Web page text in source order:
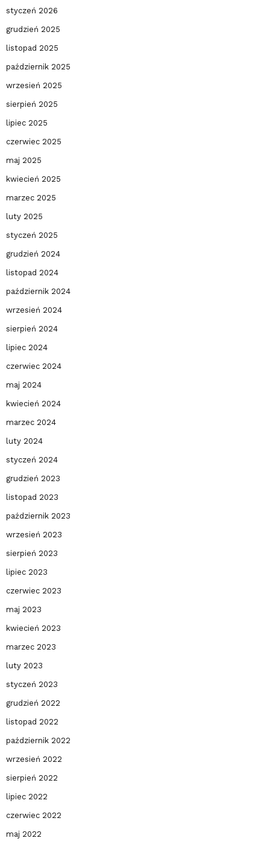
styczeń 2026
grudzień 2025
listopad 2025
październik 2025
wrzesień 2025
sierpień 2025
lipiec 2025
czerwiec 2025
maj 2025
kwiecień 2025
marzec 2025
luty 2025
styczeń 2025
grudzień 2024
listopad 2024
październik 2024
wrzesień 2024
sierpień 2024
lipiec 2024
czerwiec 2024
maj 2024
kwiecień 2024
marzec 2024
luty 2024
styczeń 2024
grudzień 2023
listopad 2023
październik 2023
wrzesień 2023
sierpień 2023
lipiec 2023
czerwiec 2023
maj 2023
kwiecień 2023
marzec 2023
luty 2023
styczeń 2023
grudzień 2022
listopad 2022
październik 2022
wrzesień 2022
sierpień 2022
lipiec 2022
czerwiec 2022
maj 2022